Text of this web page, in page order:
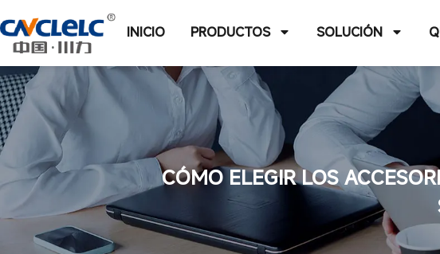
INICIO PRODUCTOS SOLUCIÓN
CÓMO ELEGIR LOS